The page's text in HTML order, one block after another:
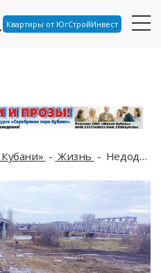
Квартиры от ЮгСтройИнвест
Жизнь Недоделанные тротуары и помехи по курсу: что думают краснодарцы о Яблоновском мосте